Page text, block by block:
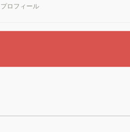
プロフィール